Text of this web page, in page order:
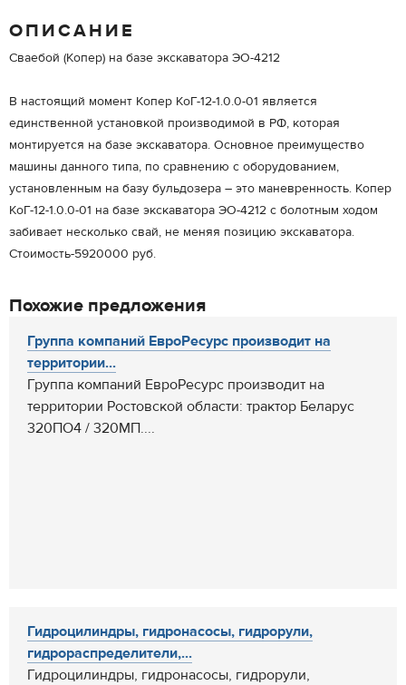
ОПИСАНИЕ
Сваебой (Копер) на базе экскаватора ЭО-4212
В настоящий момент Копер КоГ-12-1.0.0-01 является
единственной установкой производимой в РФ, которая
монтируется на базе экскаватора. Основное преимущество
машины данного типа, по сравнению с оборудованием,
установленным на базу бульдозера – это маневренность. Копер
КоГ-12-1.0.0-01 на базе экскаватора ЭО-4212 с болотным ходом
забивает несколько свай, не меняя позицию экскаватора.
Стоимость-5920000 руб.
Похожие предложения
Группа компаний ЕвроРесурс производит на
территории...
Группа компаний ЕвроРесурс производит на
территории Ростовской области: трактор Беларус
320ПО4 / 320МП....
Гидроцилиндры, гидронасосы, гидрорули,
гидрораспределители,...
Гидроцилиндры, гидронасосы, гидрорули,